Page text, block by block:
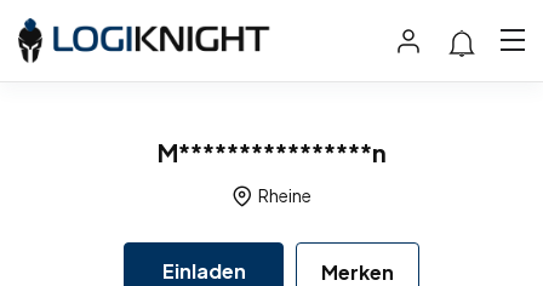
M****************n
Rheine
Einladen Merken